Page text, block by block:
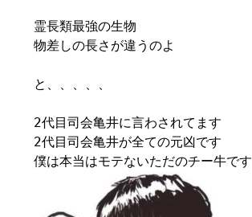
霊長類最強の生物
物差しの長さが違うのよ
と、、、、、
2代目司会亀井に言わされてます
2代目司会亀井が全ての元凶です
僕は本当はモテないただのチー牛です